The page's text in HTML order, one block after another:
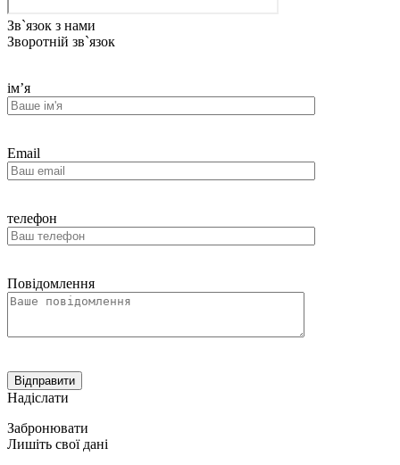
Зв`язок з нами
Зворотній зв`язок
ім’я
Email
телефон
Повідомлення
Надіслати
Забронювати
Лишіть свої дані